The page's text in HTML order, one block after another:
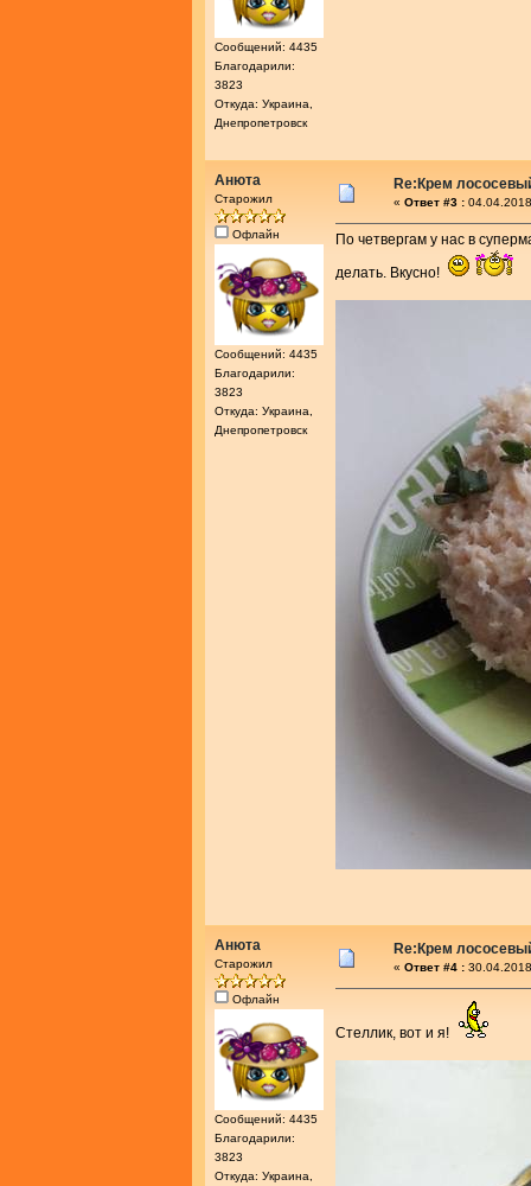
Сообщений: 4435
Благодарили:
3823
Откуда: Украина,
Днепропетровск
Анюта
Старожил
Офлайн
Сообщений: 4435
Благодарили:
3823
Откуда: Украина,
Днепропетровск
Re:Крем
« Ответ #3 :
По четвергам у нас в
делать. Вкусно!
Анюта
Старожил
Офлайн
Сообщений: 4435
Благодарили:
3823
Откуда: Украина,
Re:Крем
« Ответ #4 :
Стеллик, вот и я!